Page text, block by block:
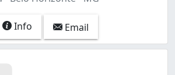
Info Email